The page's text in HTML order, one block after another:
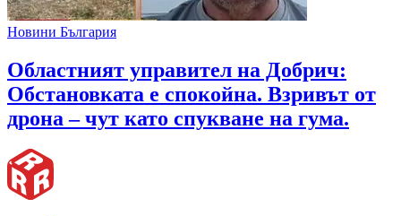
Новини България
Областният управител на Добрич:
Обстановката е спокойна. Взривът от
дрона – чут като спукване на гума.